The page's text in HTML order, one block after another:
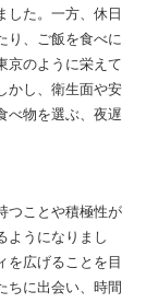
た。一方、休日
り、ご飯を食べに
京のように栄えて
かし、衛生面や安
べ物を選ぶ、夜遅
つことや積極性が
ようになりまし
を広げることを目
ちに出会い、時間